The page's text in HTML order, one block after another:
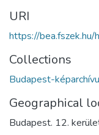
URI
https://
Collections
Budapest-
Geographical
Budapest. 12.